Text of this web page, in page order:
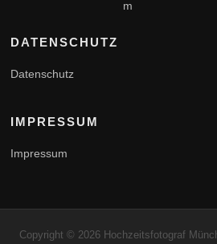
DATENSCHUTZ
Datenschutz
IMPRESSUM
Impressum
Copyright © 2026 Hochzeitsfotograf